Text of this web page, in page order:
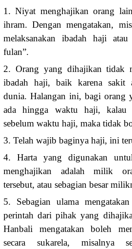
1. Niyat menghajikan orang
ihram. Dengan mengatakan,
melaksanakan ibadah haji
fulan”.
2. Orang yang dihajikan tidak
ibadah haji, baik karena sakit
dunia. Halangan ini, bagi orang
ada hingga waktu haji, kalau
sebelum waktu haji, maka tidak
3. Telah wajib baginya haji, ini
4. Harta yang digunakan
menghajikan adalah milik
tersebut, atau sebagian besar
5. Sebagian ulama
perintah dari pihak yang
Hanbali mengatakan boleh
secara sukarela, misalnya